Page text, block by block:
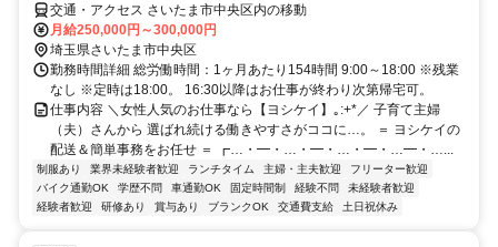
交通・アクセス さいたま市中央区内の移動
月給250,000円～300,000円
埼玉県さいたま市中央区
勤務時間詳細 総労働時間：1ヶ月あたり154時間 9:00～18:00 ※残業
なし ※定時は18:00。 16:30以降はお仕事が終わり次第帰宅可。
仕事内容 ＼女性人気のお仕事なら【ヨシケイ】｡:+*／ 子育て主婦
（夫）さんから 選ばれ続ける働きやすさがココに…。 ＝ ヨシケイの
配送＆簡単事務をお任せ ＝ ┏…・━・…・━・…・━・…━・…...
制服あり 業界未経験者歓迎 ランチタイム 主婦・主夫歓迎
フリーター歓迎
バイク通勤OK
学歴不問 車通勤OK 固定時間制 経験不問
未経験者歓迎
経験者歓迎
研修あり 賞与あり ブランクOK 交通費支給 土日祝休み